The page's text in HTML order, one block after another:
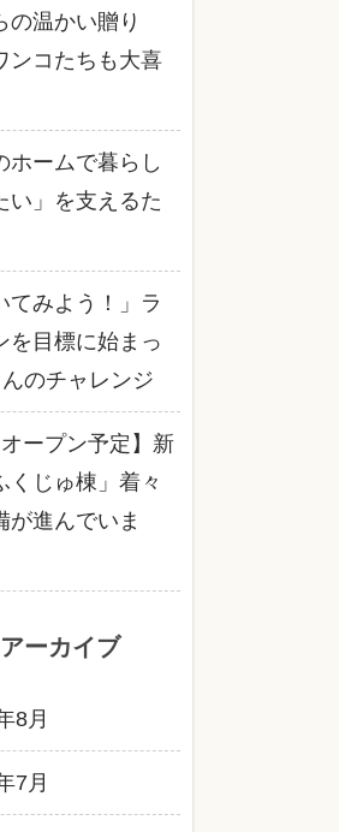
の温かい贈り
ンコたちも大喜
ホームで暮らし
い」を支えるた
てみよう！」ラ
を目標に始まっ
のチャレンジ
オープン予定】新
くじゅ棟」着々
が進んでいま
アーカイブ
8月
7月